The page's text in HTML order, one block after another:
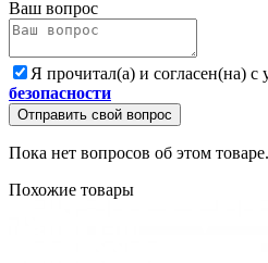
Ваш вопрос
Я прочитал(а) и согласен(на) с
безопасности
Отправить свой вопрос
Пока нет вопросов об этом
Похожие товары